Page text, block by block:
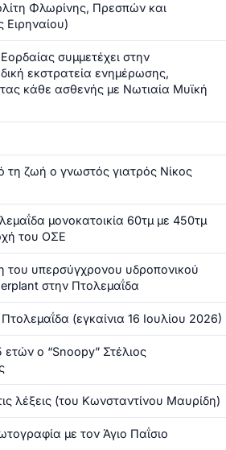
Φλωρίνης, Πρεσπών και
Ειρηναίου)
συμμετέχει στην
εκστρατεία ενημέρωσης,
κάθε ασθενής με Νωτιαία Μυϊκή
ζωή ο γνωστός γιατρός Νίκος
μονοκατοικία 60τμ με 450τμ
του ΟΣΕ
του υπερσύγχρονου υδροπονικού
στην Πτολεμαΐδα
(εγκαίνια 16 Ιουλίου 2026)
ο “Snoopy” Στέλιος
λέξεις (του Κωνσταντίνου Μαυρίδη)
με τον Άγιο Παΐσιο